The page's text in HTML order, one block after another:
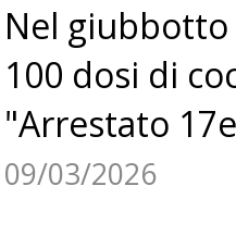
Nel giubbotto
100 dosi di
"Arrestato
09/03/2026